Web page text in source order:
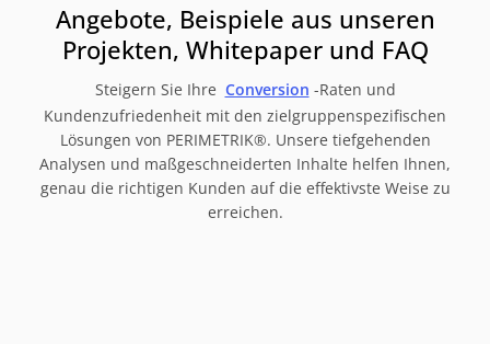
Angebote, Beispiele aus unseren
Projekten, Whitepaper und FAQ
Steigern Sie Ihre Conversion -Raten und
Kundenzufriedenheit mit den zielgruppenspezifischen
Lösungen von PERIMETRIK®. Unsere tiefgehenden
Analysen und maßgeschneiderten Inhalte helfen Ihnen,
genau die richtigen Kunden auf die effektivste Weise zu
erreichen.